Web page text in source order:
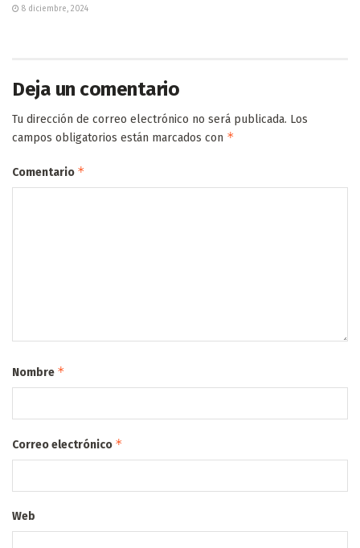
8 diciembre, 2024
Deja un comentario
Tu dirección de correo electrónico no será publicada. Los
campos obligatorios están marcados con *
Comentario *
Nombre *
Correo electrónico *
Web